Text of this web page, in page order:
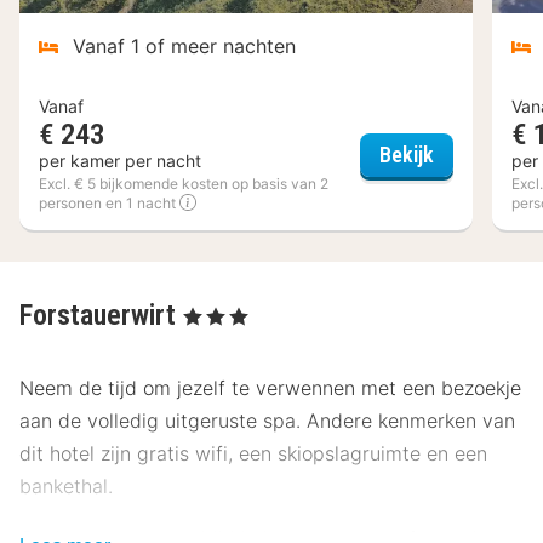
Vanaf 1 of meer nachten
Vanaf
€ 243
per kamer per nacht
Excl. € 5 bijkomende kosten op basis van 2
personen en 1 nacht
Bekijk Hotel
€
per
Forstauerwirt , 3 Sterren
Neem de tijd om jezelf te verwennen met een bezoekje
aan de volledig uitgeruste spa. Andere kenmerken van
dit hotel zijn gratis wifi, een skiopslagruimte en een
bankethal.
Geniet van een maaltijd in het restaurant of bestel een